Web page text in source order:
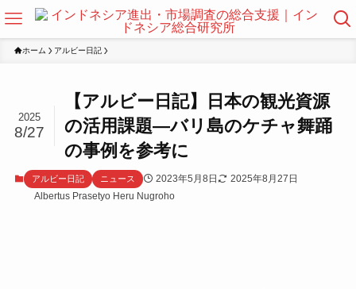
ホーム アルビー日記
【アルビー日記】日本の観光資源
の活用課題―バリ島のケチャ舞踊
の事例を参考に
2025
8/27
アルビー日記 ニュース 2023年5月8日
2025年8月27日
Albertus Prasetyo Heru Nugroho